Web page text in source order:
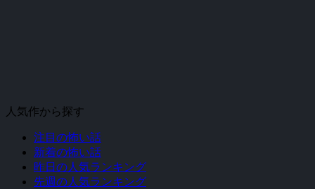
人気作から探す
注目の怖い話
新着の怖い話
昨日の人気ランキング
先週の人気ランキング